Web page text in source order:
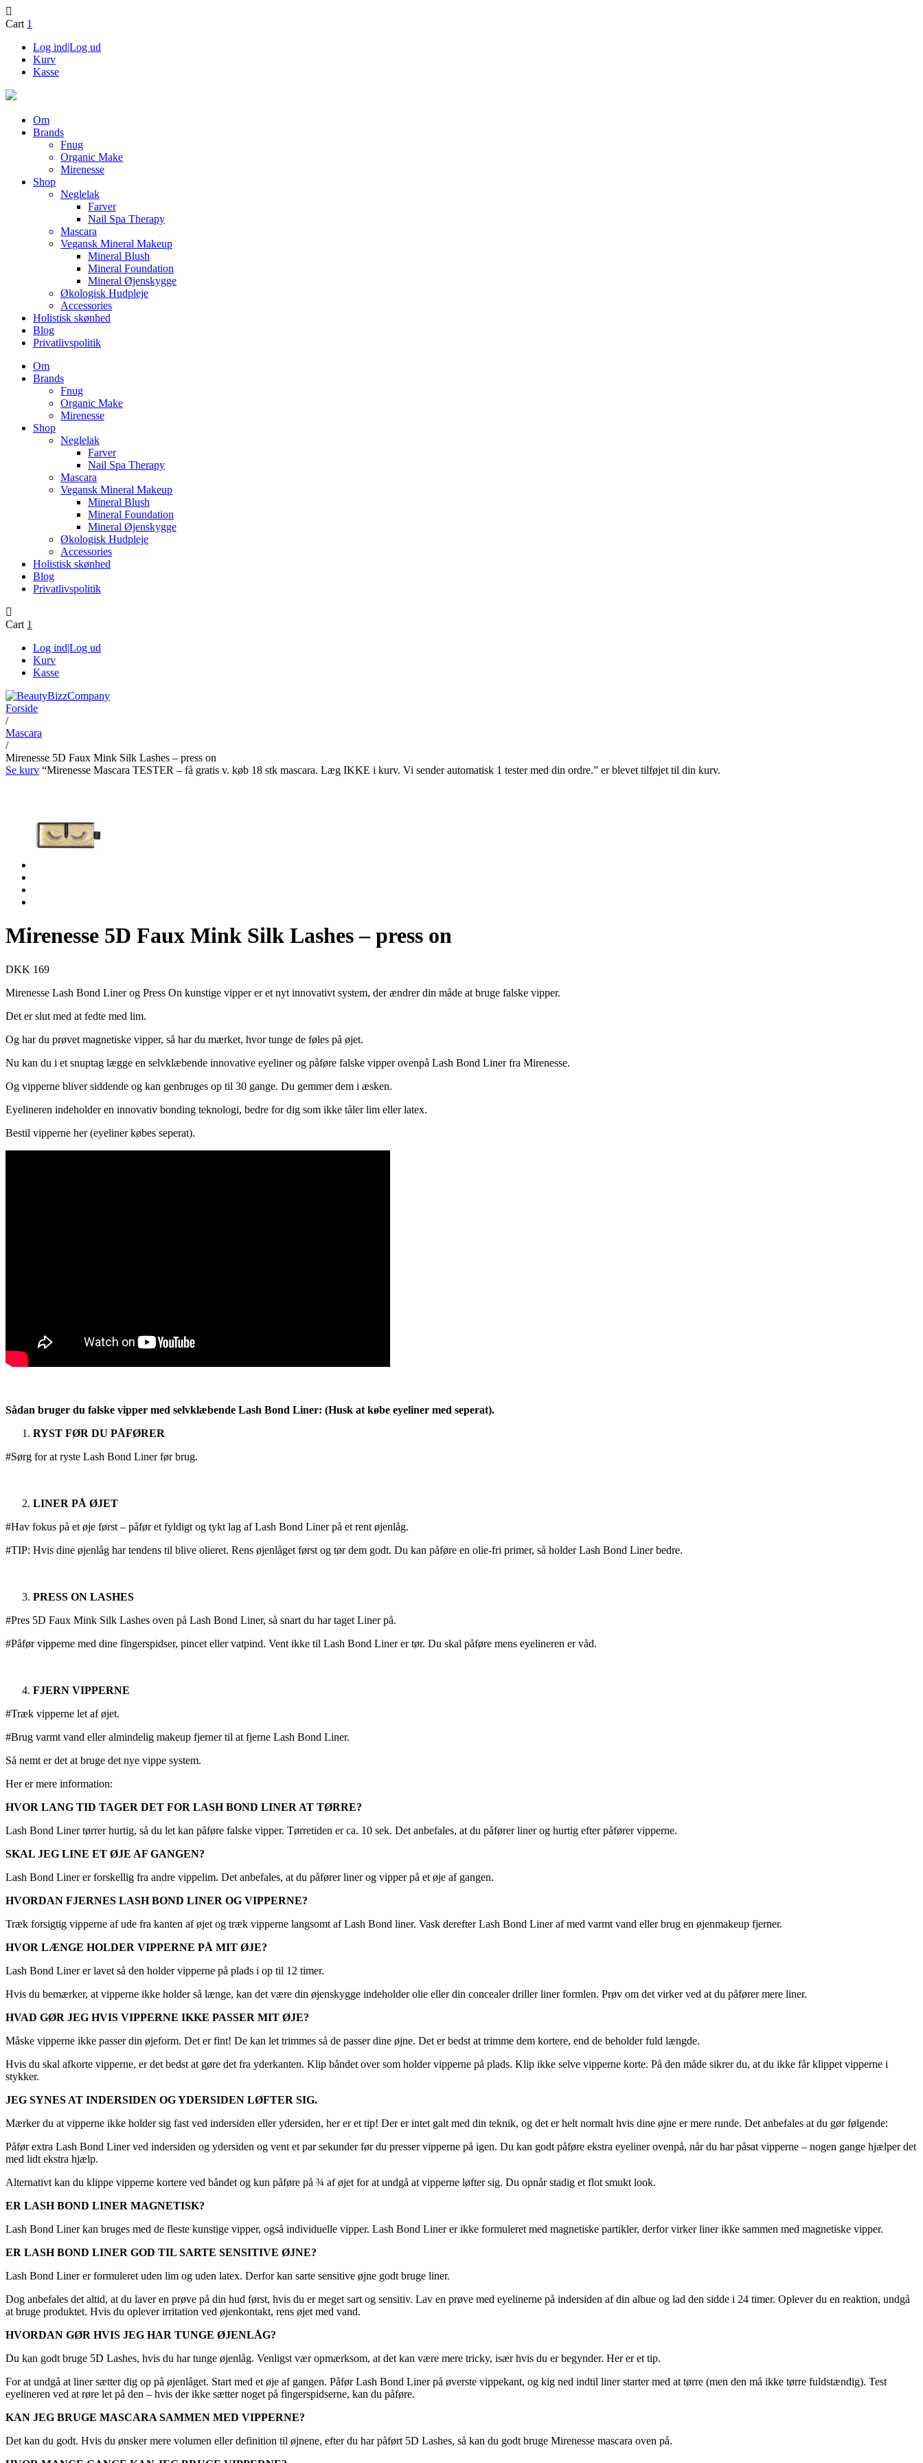
Cart 1
Log ind|Log ud
Kurv
Kasse
Om
Brands
Fnug
Organic Make
Mirenesse
Shop
Neglelak
Farver
Nail Spa Therapy
Mascara
Vegansk Mineral Makeup
Mineral Blush
Mineral Foundation
Mineral Øjenskygge
Økologisk Hudpleje
Accessories
Holistisk skønhed
Blog
Privatlivspolitik
Om
Brands
Fnug
Organic Make
Mirenesse
Shop
Neglelak
Farver
Nail Spa Therapy
Mascara
Vegansk Mineral Makeup
Mineral Blush
Mineral Foundation
Mineral Øjenskygge
Økologisk Hudpleje
Accessories
Holistisk skønhed
Blog
Privatlivspolitik
Cart 1
Log ind|Log ud
Kurv
Kasse
Forside
/
Mascara
/
Mirenesse 5D Faux Mink Silk Lashes – press on
Se kurv “Mirenesse Mascara TESTER – få gratis v. køb 18 stk mascara. Læg IKKE i kurv. Vi sender automatisk 1 tester med din ordre.” er blevet tilføjet til din kurv.
Mirenesse 5D Faux Mink Silk Lashes – press on
DKK 169
Mirenesse Lash Bond Liner og Press On kunstige vipper er et nyt innovativt system, der ændrer din måde at bruge falske vipper.
Det er slut med at fedte med lim.
Og har du prøvet magnetiske vipper, så har du mærket, hvor tunge de føles på øjet.
Nu kan du i et snuptag lægge en selvklæbende innovative eyeliner og påføre falske vipper ovenpå Lash Bond Liner fra Mirenesse.
Og vipperne bliver siddende og kan genbruges op til 30 gange. Du gemmer dem i æsken.
Eyelineren indeholder en innovativ bonding teknologi, bedre for dig som ikke tåler lim eller latex.
Bestil vipperne her (eyeliner købes seperat).
Sådan bruger du falske vipper med selvklæbende Lash Bond Liner: (Husk at købe eyeliner med seperat).
RYST FØR DU PÅFØRER
#Sørg for at ryste Lash Bond Liner før brug.
LINER PÅ ØJET
#Hav fokus på et øje først – påfør et fyldigt og tykt lag af Lash Bond Liner på et rent øjenlåg.
#TIP: Hvis dine øjenlåg har tendens til blive olieret. Rens øjenlåget først og tør dem godt. Du kan påføre en olie-fri primer, så holder Lash Bond Liner bedre.
PRESS ON LASHES
#Pres 5D Faux Mink Silk Lashes oven på Lash Bond Liner, så snart du har taget Liner på.
#Påfør vipperne med dine fingerspidser, pincet eller vatpind. Vent ikke til Lash Bond Liner er tør. Du skal påføre mens eyelineren er våd.
FJERN VIPPERNE
#Træk vipperne let af øjet.
#Brug varmt vand eller almindelig makeup fjerner til at fjerne Lash Bond Liner.
Så nemt er det at bruge det nye vippe system.
Her er mere information:
HVOR LANG TID TAGER DET FOR LASH BOND LINER AT TØRRE?
Lash Bond Liner tørrer hurtig, så du let kan påføre falske vipper. Tørretiden er ca. 10 sek. Det anbefales, at du påfører liner og hurtig efter påfører vipperne.
SKAL JEG LINE ET ØJE AF GANGEN?
Lash Bond Liner er forskellig fra andre vippelim. Det anbefales, at du påfører liner og vipper på et øje af gangen.
HVORDAN FJERNES LASH BOND LINER OG VIPPERNE?
Træk forsigtig vipperne af ude fra kanten af øjet og træk vipperne langsomt af Lash Bond liner. Vask derefter Lash Bond Liner af med varmt vand eller brug en øjenmakeup fjerner.
HVOR LÆNGE HOLDER VIPPERNE PÅ MIT ØJE?
Lash Bond Liner er lavet så den holder vipperne på plads i op til 12 timer.
Hvis du bemærker, at vipperne ikke holder så længe, kan det være din øjenskygge indeholder olie eller din concealer driller liner formlen. Prøv om det virker ved at du påfører mere liner.
HVAD GØR JEG HVIS VIPPERNE IKKE PASSER MIT ØJE?
Måske vipperne ikke passer din øjeform. Det er fint! De kan let trimmes så de passer dine øjne. Det er bedst at trimme dem kortere, end de beholder fuld længde.
Hvis du skal afkorte vipperne, er det bedst at gøre det fra yderkanten. Klip båndet over som holder vipperne på plads. Klip ikke selve vipperne korte. På den måde sikrer du, at du ikke får klippet vipperne i
stykker.
JEG SYNES AT INDERSIDEN OG YDERSIDEN LØFTER SIG.
Mærker du at vipperne ikke holder sig fast ved indersiden eller ydersiden, her er et tip! Der er intet galt med din teknik, og det er helt normalt hvis dine øjne er mere runde. Det anbefales at du gør følgende:
Påfør extra Lash Bond Liner ved indersiden og ydersiden og vent et par sekunder før du presser vipperne på igen. Du kan godt påføre ekstra eyeliner ovenpå, når du har påsat vipperne – nogen gange hjælper det
med lidt ekstra hjælp.
Alternativt kan du klippe vipperne kortere ved båndet og kun påføre på ¾ af øjet for at undgå at vipperne løfter sig. Du opnår stadig et flot smukt look.
ER LASH BOND LINER MAGNETISK?
Lash Bond Liner kan bruges med de fleste kunstige vipper, også individuelle vipper. Lash Bond Liner er ikke formuleret med magnetiske partikler, derfor virker liner ikke sammen med magnetiske vipper.
ER LASH BOND LINER GOD TIL SARTE SENSITIVE ØJNE?
Lash Bond Liner er formuleret uden lim og uden latex. Derfor kan sarte sensitive øjne godt bruge liner.
Dog anbefales det altid, at du laver en prøve på din hud først, hvis du er meget sart og sensitiv. Lav en prøve med eyelinerne på indersiden af din albue og lad den sidde i 24 timer. Oplever du en reaktion, undgå
at bruge produktet. Hvis du oplever irritation ved øjenkontakt, rens øjet med vand.
HVORDAN GØR HVIS JEG HAR TUNGE ØJENLÅG?
Du kan godt bruge 5D Lashes, hvis du har tunge øjenlåg. Venligst vær opmærksom, at det kan være mere tricky, især hvis du er begynder. Her er et tip.
For at undgå at liner sætter dig op på øjenlåget. Start med et øje af gangen. Påfør Lash Bond Liner på øverste vippekant, og kig ned indtil liner starter med at tørre (men den må ikke tørre fuldstændig). Test
eyelineren ved at røre let på den – hvis der ikke sætter noget på fingerspidserne, kan du påføre.
KAN JEG BRUGE MASCARA SAMMEN MED VIPPERNE?
Det kan du godt. Hvis du ønsker mere volumen eller definition til øjnene, efter du har påført 5D Lashes, så kan du godt bruge Mirenesse mascara oven på.